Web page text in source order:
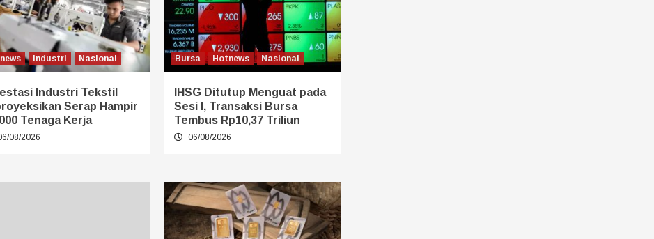
Industri Nasional
Industri Tekstil
Serap Hampir
Tenaga Kerja
08/2026
Bursa Hotnews Nasional
IHSG Ditutup Menguat pada
Sesi I, Transaksi Bursa
Tembus Rp10,37 Triliun
06/08/2026